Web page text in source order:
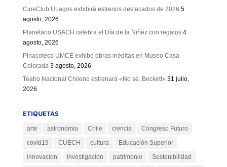
CineClub ULagos exhibirá estrenos destacados de 2026 5
agosto, 2026
Planetario USACH celebra el Día de la Niñez con regalos 4
agosto, 2026
Pinacoteca UMCE exhibe obras inéditas en Museo Casa
Colorada 3 agosto, 2026
Teatro Nacional Chileno estrenará «No sé. Beckett» 31 julio,
2026
ETIQUETAS
arte astronomia Chile ciencia
Congreso Futuro
covid19
CUECH cultura
Educación Superior
innovacion
Investigación patrimonio
Sostenibilidad